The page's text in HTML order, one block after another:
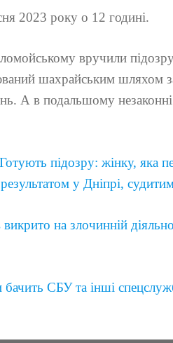
2023 року о 12 годині.
вручили
шахрайським шляхом
А в подальшому
Готують підозру: жінку, яка
у Дніпрі,
на злочинній
СБУ та інші